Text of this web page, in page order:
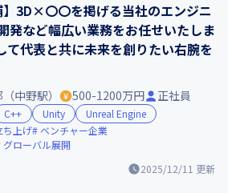
】3Ⅾ×〇〇を掲げる当社のエンジニ
発など幅広い業務をお任せいたしま
て代表と共に未来を創りたい右腕を
2025/12/11 更新
中野駅） 500-1200万円 正社員
C++ Unity
Unreal Engine
ち上げ
ベンチャー企業
グローバル展開